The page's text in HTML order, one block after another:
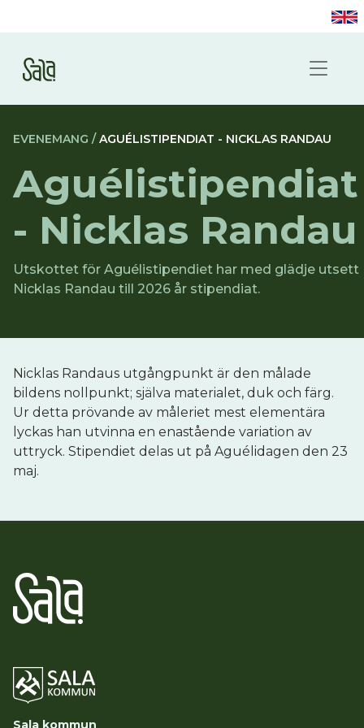
EVENEMANG / AGUÉLISTIPENDIAT - NICKLAS RANDAU
Aguélistipendiat
- Nicklas Randau
Utskottet för Aguélistipendiet har med glädje utsett
Nicklas Randau till 2026 år stipendiat.
Nicklas Randaus utgångpunkt är den målade
bildens nollpunkt; själva materialet, duk och färg.
Ur detta prövande av måleriet mest elementära
lyckas han utvinna en enastående variation av
uttryck. Stipendiet delas ut på Aguélidagen den 23
maj.
Sala kommun